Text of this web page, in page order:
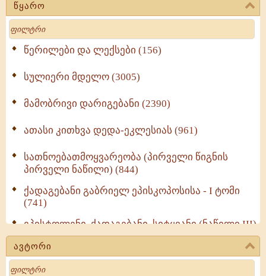
წყარო
Search
წერილები და ლექსები (156)
სულიერი მდელო (3005)
მამობრივი დარიგებანი (2390)
ათასი კითხვა დედა-ეკლესიას (961)
სათნოებათმოყვარეობა (პირველი წიგნის
პირველი ნაწილი) (844)
ქადაგებანი გაბრიელ ეპისკოპოსისა - I ტომი
(741)
ეპისტოლენი, ქადაგებანი, სიტყვანი (ნაწილი III)
(723)
მოძღვრის ძალზე სასარგებლო რჩევები
მრევლისათვის (545)
ავტორი
Search